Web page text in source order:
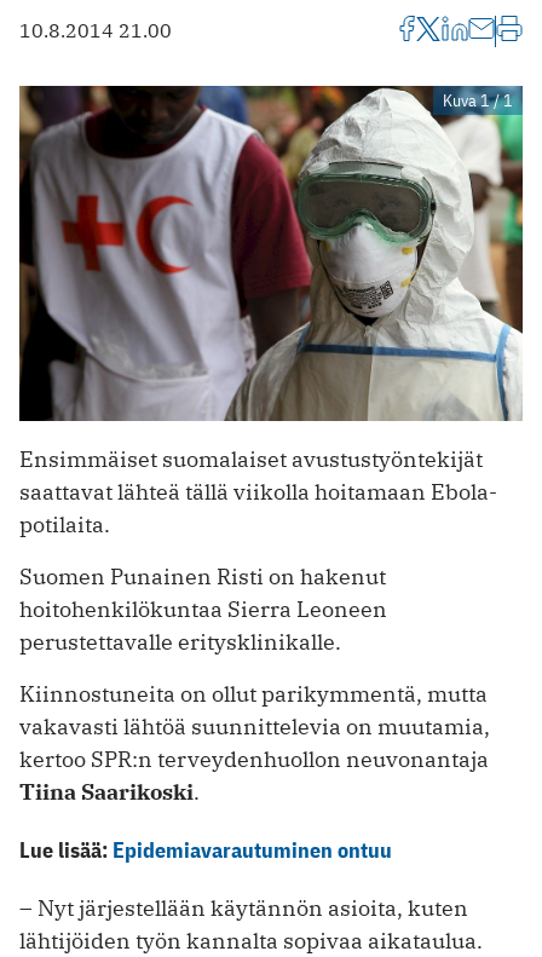
10.8.2014 21.00
Kuva 1 / 1
Ensimmäiset suomalaiset avustustyöntekijät
saattavat lähteä tällä viikolla hoitamaan Ebola-
potilaita.
Suomen Punainen Risti on hakenut
hoitohenkilökuntaa Sierra Leoneen
perustettavalle eritysklinikalle.
Kiinnostuneita on ollut parikymmentä, mutta
vakavasti lähtöä suunnittelevia on muutamia,
kertoo SPR:n terveydenhuollon neuvonantaja
Tiina Saarikoski.
Lue lisää: Epidemiavarautuminen ontuu
– Nyt järjestellään käytännön asioita, kuten
lähtijöiden työn kannalta sopivaa aikataulua.